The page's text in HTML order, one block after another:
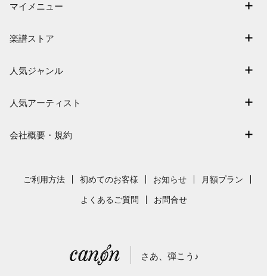
マイメニュー
退会はこちら
楽譜ストア
難易度別に探す
まもなく配信
人気ジャンル
保育
発表会
人気アーティスト
新沢としひこ
会社概要・規約
採用情報
ご利用方法 初めてのお客様 お知らせ 月額プラン
よくあるご質問 お問合せ
さあ、弾こう♪